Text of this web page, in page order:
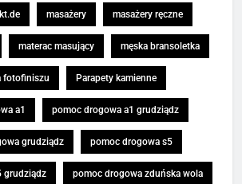
masażery masażery ręczne
materac masujący męska bransoletka
fotofiniszu Parapety kamienne
a1 pomoc drogowa a1 grudziądz
grudziądz pomoc drogowa s5
grudziądz pomoc drogowa zduńska wola